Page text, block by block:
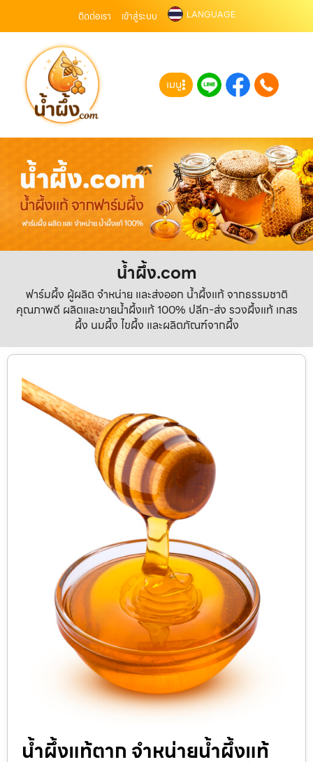
ติดต่อเรา เข้าสู่ระบบ LANGUAGE
เมนู
น้ำผึ้ง.com
ฟาร์มผึ้ง ผู้ผลิต จำหน่าย และส่งออก น้ำผึ้งแท้ จากธรรมชาติ
คุณภาพดี ผลิตและขายน้ำผึ้งแท้ 100% ปลีก-ส่ง รวงผึ้งแท้ เกสร
ผึ้ง นมผึ้ง ไขผึ้ง และผลิตภัณฑ์จากผึ้ง
น้ำผึ้งแท้ตาก จำหน่ายน้ำผึ้งแท้